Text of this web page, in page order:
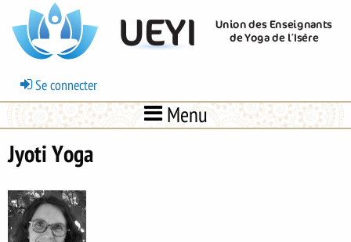
contenu
principal
UEYI
Union des Enseignants
de Yoga de l’Isère
Menu
du
compte
de
l'utilisateur
Se connecter
Menu
Jyoti Yoga